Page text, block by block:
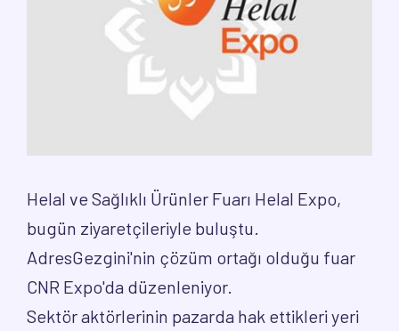
Helal ve Sağlıklı Ürünler Fuarı Helal Expo,
bugün ziyaretçileriyle buluştu.
AdresGezgini'nin çözüm ortağı olduğu fuar
CNR Expo'da düzenleniyor.
Sektör aktörlerinin pazarda hak ettikleri yeri